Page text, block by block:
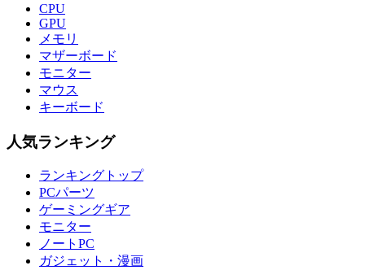
CPU
GPU
メモリ
マザーボード
モニター
マウス
キーボード
人気ランキング
ランキングトップ
PCパーツ
ゲーミングギア
モニター
ノートPC
ガジェット・漫画